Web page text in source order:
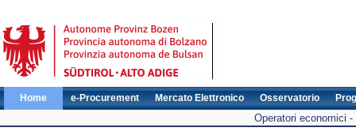
Home e-Procurement Mercato Elettronico Osservatorio
Operatori economici